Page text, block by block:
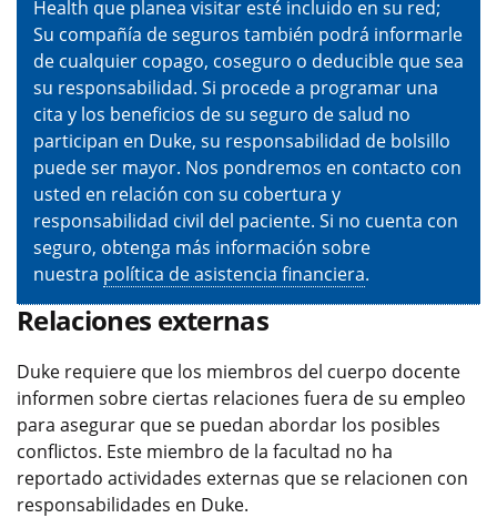
Health que planea visitar esté incluido en su red;
Su compañía de seguros también podrá informarle
de cualquier copago, coseguro o deducible que sea
su responsabilidad. Si procede a programar una
cita y los beneficios de su seguro de salud no
participan en Duke, su responsabilidad de bolsillo
puede ser mayor. Nos pondremos en contacto con
usted en relación con su cobertura y
responsabilidad civil del paciente. Si no cuenta con
seguro, obtenga más información sobre
nuestra política de asistencia financiera.
Relaciones externas
Duke requiere que los miembros del cuerpo docente
informen sobre ciertas relaciones fuera de su empleo
para asegurar que se puedan abordar los posibles
conflictos. Este miembro de la facultad no ha
reportado actividades externas que se relacionen con
responsabilidades en Duke.